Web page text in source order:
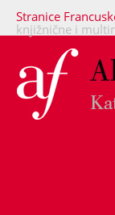
Stranice
knjižnične i